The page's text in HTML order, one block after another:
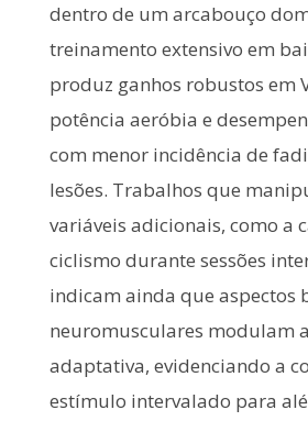
dentro de um arcabouço
treinamento extensivo em
produz ganhos robustos em
potência aeróbia e
com menor incidência de
lesões. Trabalhos que
variáveis adicionais, como a
ciclismo durante sessões
indicam ainda que aspectos
neuromusculares modulam
adaptativa, evidenciando a
estímulo intervalado para